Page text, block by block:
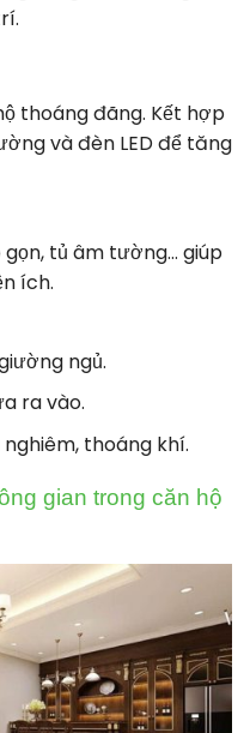
thoáng đãng. Kết hợp
và đèn LED để tăng
tủ âm tường… giúp
ích.
ngủ.
ra vào.
thoáng khí.
gian trong căn hộ